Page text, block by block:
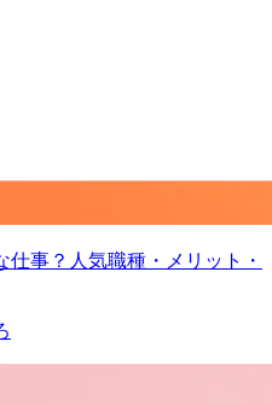
事？人気職種・メリット・